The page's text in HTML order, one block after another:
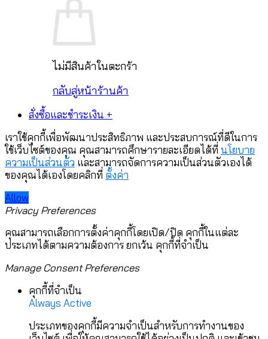
ไม่มีสินค้าในตะกร้า
กลับสู่หน้าร้านค้า
สั่งซื้อและชำระเงิน +
เราใช้คุกกี้เพื่อพัฒนาประสิทธิภาพ และประสบการณ์ที่ดีในการ
ใช้เว็บไซต์ของคุณ คุณสามารถศึกษารายละเอียดได้ที่ นโยบาย
ความเป็นส่วนตัว และสามารถจัดการความเป็นส่วนตัวเองได้
ของคุณได้เองโดยคลิกที่ ตั้งค่า
Allow
Privacy Preferences
คุณสามารถเลือกการตั้งค่าคุกกี้โดยเปิด/ปิด คุกกี้ในแต่ละ
ประเภทได้ตามความต้องการ ยกเว้น คุกกี้ที่จำเป็น
Manage Consent Preferences
คุกกี้ที่จำเป็น
Always Active
ประเภทของคุกกี้มีความจำเป็นสำหรับการทำงานของ